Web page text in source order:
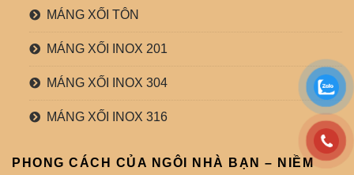
MÁNG XỐI TÔN
MÁNG XỐI INOX 201
MÁNG XỐI INOX 304
MÁNG XỐI INOX 316
PHONG CÁCH CỦA NGÔI NHÀ BẠN – NIỀM